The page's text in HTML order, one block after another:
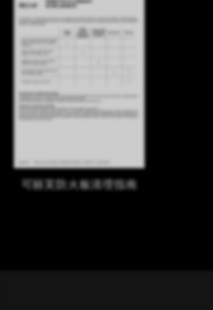
可丽芙防火板清理指南